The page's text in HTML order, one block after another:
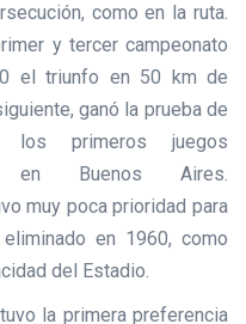
como en la ruta.
y tercer campeonato
el triunfo en 50 km de
ganó la prueba de
los primeros juegos
en Buenos Aires.
muy poca prioridad para
en 1960, como
del Estadio.
la primera preferencia